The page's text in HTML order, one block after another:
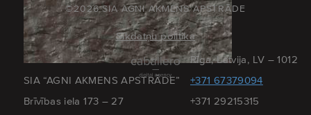
SIA “AGNI AKMENS APSTRĀDE”
Brīvības iela 173 – 27
Rīga, Latvija, LV – 1012
+371 67379094
+371 29215315
©2026 SIA AGNI AKMENS APSTRĀDE
Sīkdatņu politika